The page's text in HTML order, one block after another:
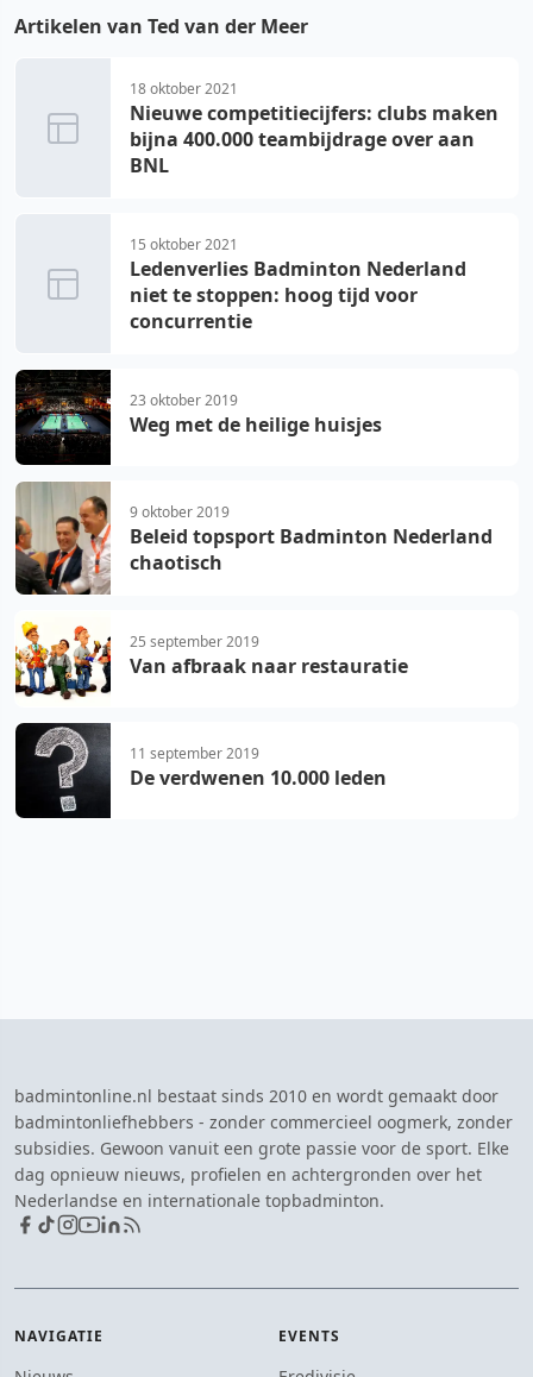
Artikelen van Ted van der Meer
18 oktober 2021
Nieuwe competitiecijfers: clubs maken
bijna 400.000 teambijdrage over aan
BNL
15 oktober 2021
Ledenverlies Badminton Nederland
niet te stoppen: hoog tijd voor
concurrentie
23 oktober 2019
Weg met de heilige huisjes
9 oktober 2019
Beleid topsport Badminton Nederland
chaotisch
25 september 2019
Van afbraak naar restauratie
11 september 2019
De verdwenen 10.000 leden
badmintonline.nl bestaat sinds 2010 en wordt gemaakt door
badmintonliefhebbers - zonder commercieel oogmerk, zonder
subsidies. Gewoon vanuit een grote passie voor de sport. Elke
dag opnieuw nieuws, profielen en achtergronden over het
Nederlandse en internationale topbadminton.
NAVIGATIE EVENTS